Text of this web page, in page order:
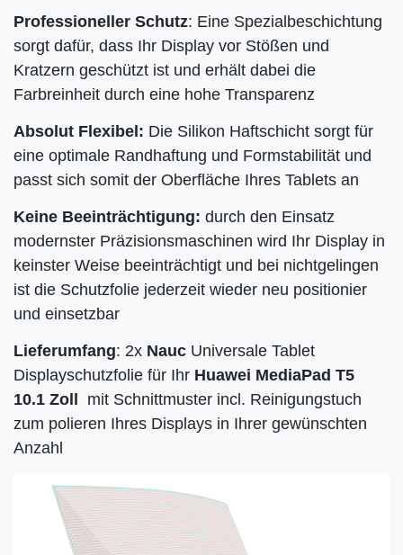
Professioneller Schutz: Eine Spezialbeschichtung
sorgt dafür, dass Ihr Display vor Stößen und
Kratzern geschützt ist und erhält dabei die
Farbreinheit durch eine hohe Transparenz
Absolut Flexibel: Die Silikon Haftschicht sorgt für
eine optimale Randhaftung und Formstabilität und
passt sich somit der Oberfläche Ihres Tablets an
Keine Beeinträchtigung: durch den Einsatz
modernster Präzisionsmaschinen wird Ihr Display in
keinster Weise beeinträchtigt und bei nichtgelingen
ist die Schutzfolie jederzeit wieder neu positionier
und einsetzbar
Lieferumfang: 2x Nauc Universale Tablet
Displayschutzfolie für Ihr Huawei MediaPad T5
10.1 Zoll mit Schnittmuster incl. Reinigungstuch
zum polieren Ihres Displays in Ihrer gewünschten
Anzahl